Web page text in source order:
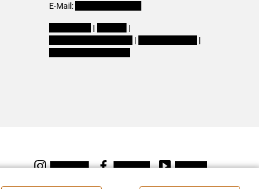
E-Mail:
|
|
|
|
Instagram Facebook Youtube